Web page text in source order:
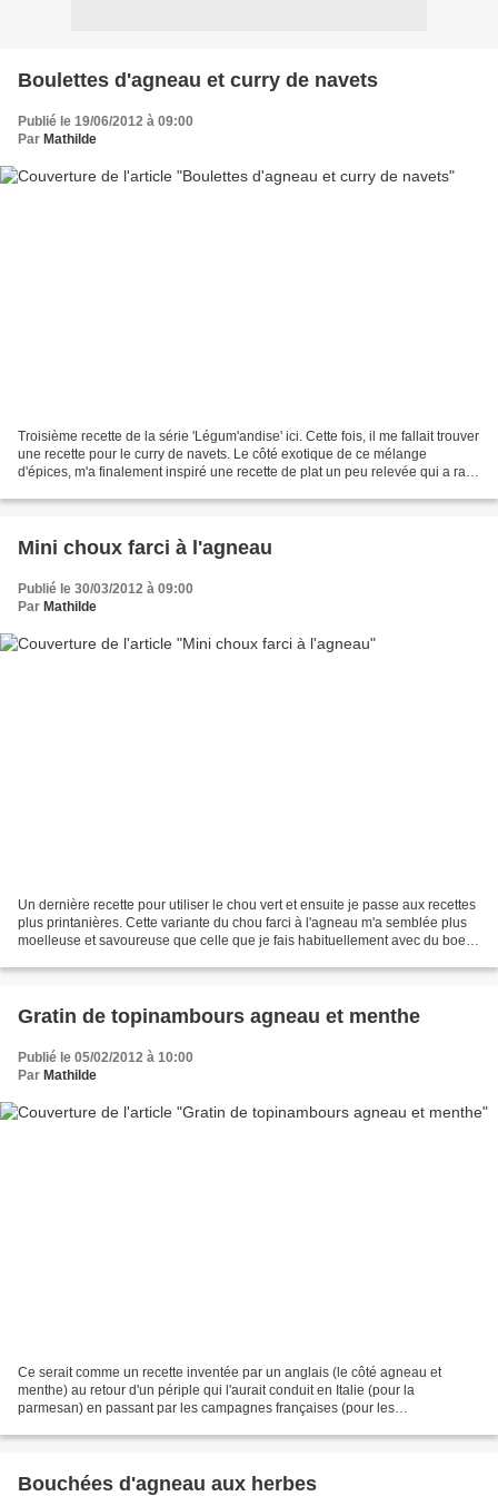
Boulettes d'agneau et curry de navets
Publié le 19/06/2012 à 09:00
Par Mathilde
Troisième recette de la série 'Légum'andise' ici. Cette fois, il me fallait trouver
une recette pour le curry de navets. Le côté exotique de ce mélange
d'épices, m'a finalement inspiré une recette de plat un peu relevée qui a ravi
Mini choux farci à l'agneau
Publié le 30/03/2012 à 09:00
Par Mathilde
Un dernière recette pour utiliser le chou vert et ensuite je passe aux recettes
plus printanières. Cette variante du chou farci à l'agneau m'a semblée plus
moelleuse et savoureuse que celle que je fais habituellement avec du boeuf.
Gratin de topinambours agneau et menthe
Publié le 05/02/2012 à 10:00
Par Mathilde
Ce serait comme un recette inventée par un anglais (le côté agneau et
menthe) au retour d'un périple qui l'aurait conduit en Italie (pour la
parmesan) en passant par les campagnes françaises (pour les
Bouchées d'agneau aux herbes